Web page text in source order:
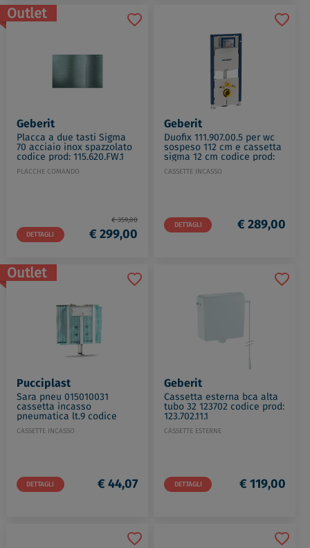
Outlet
Geberit
Placca a due tasti Sigma
70 acciaio inox spazzolato
codice prod: 115.620.FW.1
PLACCHE COMANDO
DETTAGLI
€ 359,00
€ 299,00
Geberit
Duofix 111.907.00.5 per wc
sospeso 112 cm e cassetta
sigma 12 cm codice prod:
111.907.00.5
CASSETTE INCASSO
DETTAGLI € 289,00
Outlet
Pucciplast
Sara pneu 015010031
cassetta incasso
pneumatica lt.9 codice
prod: 015010031
CASSETTE INCASSO
DETTAGLI € 44,07
Geberit
Cassetta esterna bca alta
tubo 32 123702 codice prod:
123.702.11.1
CASSETTE ESTERNE
DETTAGLI € 119,00